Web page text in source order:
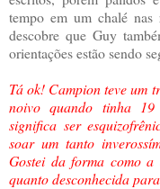
tempo em um chalé nas
descobre que Guy
orientações estão sendo
Tá ok! Campion teve um
noivo quando tinha 19
significa ser
soar um tanto
Gostei da forma como
quanto desconhecida